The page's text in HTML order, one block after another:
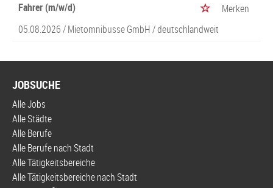
Fahrer (m/w/d)
Merken
05.08.2026 /Mietomnibusse GmbH/ deutschlandweit
JOBSUCHE
Alle Jobs
Alle Städte
Alle Berufe
Alle Berufe nach Stadt
Alle Tätigkeitsbereiche
Alle Tätigkeitsbereiche nach Stadt